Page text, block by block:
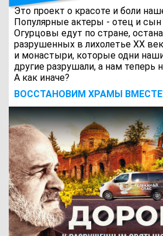
Это проект о красоте и боли
Популярные актеры - отец и
Огурцовы едут по стране,
разрушенных в лихолетье ХХ
и монастыри, которые одни
другие разрушали, а нам теперь
А как иначе?
ВОCСТАНОВИМ ХРАМЫ